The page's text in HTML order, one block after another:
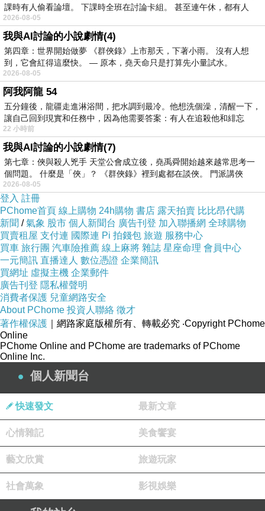
many of these issues cannot be solved solely
through medication or clinical intervention.
Humanity has therefore begun to reconsider an
important question: Beyond physical health,
what truly constitutes human well-being? ⸻
第二節 健康概念的轉變 Section Two The
Transformation of Health Concepts 中文 在傳統
觀念中，健康通常被理解為沒有疾病。 然而，隨
著醫學、心理學與社會學的發展，人們逐漸認識
到健康不僅是身體功能正常，更包含心理、社會
與精神層面的平衡。 世界衛生組織指出： 健康
不只是沒有疾病或虛弱，而是在身體、心理及社
會適應方面皆達到良好狀態。 這一觀念顯示，未
來健康產業的發展方向將不再侷限於疾病治療，
而必須包含預防、教育、心理支持與精神成長。
因此，「心靈健康」逐漸成為全球關注的重要議
題。 ⸻ English Traditionally, health was
often defined as the absence of disease.
However, with advances in medicine,
psychology, and sociology, people have come
to understand that health involves much more
includes psychological balance, social well-
being, and spiritual fulfillment. According to the
World Health Organization, health is not merely
the absence of disease or infirmity, but a state
of complete physical, mental, and social well-
being. This perspective indicates that the future
課時有人偷看論壇。 下課時全班在討論卡組。 甚至連午休，都有人
2026-08-05
我與AI討論的小說劇情(4)
第四章：世界開始做夢 《群俠錄》上市那天，下著小雨。 沒有人想
到，它會紅得這麼快。 — 原本，堯天命只是打算先小量試水。
2026-08-05
阿我阿龍 54
五分鐘後，龍疆走進淋浴間，把水調到最冷。他想洗個澡，清醒一下，
讓自己回到現實和任務中，因為他需要答案：有人在追殺他和緋忘
22 小時前
我與AI討論的小說劇情(7)
第七章：俠與殺人兇手 天堂公會成立後，堯禹舜開始越來越常思考一
個問題。 什麼是「俠」？ 《群俠錄》裡到處都在談俠。 門派講俠
2026-08-05
登入 註冊
PChome首頁 線上購物 24h購物 書店 露天拍賣 比比昂代購
新聞 /氣象 股市 個人新聞台 廣告刊登 加入聯播網 全球購物
買賣租屋 支付連 國際連 Pi 拍錢包 旅遊 服務中心
買車 旅行團 汽車險推薦 線上麻將 雜誌 星座命理 會員中心
一元簡訊 直播達人 數位憑證 企業簡訊
買網址 虛擬主機 企業郵件
廣告刊登 隱私權聲明
消費者保護 兒童網路安全
About PChome 投資人聯絡 徵才
著作權保護 ｜網路家庭版權所有、轉載必究 ‧Copyright PChome
Online
PChome Online and PChome are trademarks of PChome
Online Inc.
個人新聞台
快速發文 最新文章
心情雜記 美食饗宴
藝文欣賞 旅遊玩家
社會萬象 影視娛樂